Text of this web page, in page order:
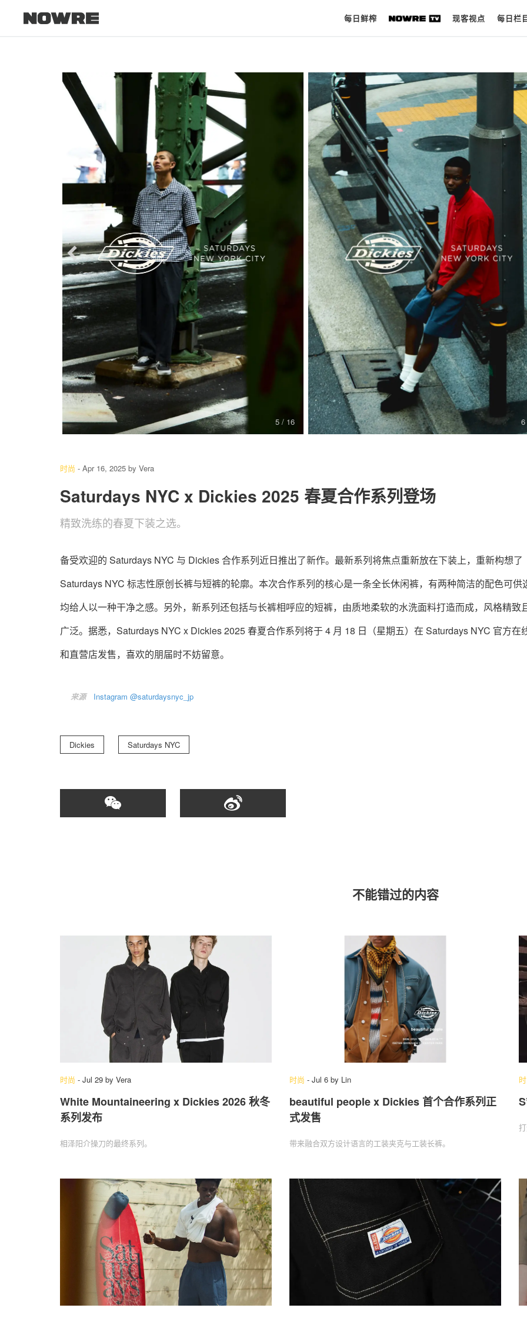
每日鲜榨 现客视点 每日栏
现客视点
每日栏目
时 尚
球 鞋
生 活
科 技
关于我们 联系我们
5 / 16 6
时尚 - Apr 16, 2025 by Vera
Saturdays NYC x Dickies 2025 春夏合作系列登场
精致洗练的春夏下装之选。
备受欢迎的 Saturdays NYC 与 Dickies 合作系列近日推出了新作。最新系列将焦点重新放在下装上，重新构想了
Saturdays NYC 标志性原创长裤与短裤的轮廓。本次合作系列的核心是一条全长休闲裤，有两种简洁的配色可供
均给人以一种干净之感。另外，新系列还包括与长裤相呼应的短裤，由质地柔软的水洗面料打造而成，风格精致
广泛。据悉，Saturdays NYC x Dickies 2025 春夏合作系列将于 4 月 18 日（星期五）在 Saturdays NYC 官方在
和直营店发售，喜欢的朋届时不妨留意。
来源 Instagram @saturdaysnyc_jp
Dickies Saturdays NYC
不能错过的内容
时尚 - Jul 29 by Vera
White Mountaineering x Dickies 2026 秋冬
系列发布
相泽阳介操刀的最终系列。
时尚 - Jul 6 by Lin
beautiful people x Dickies 首个合作系列正
式发售
带来融合双方设计语言的工装夹克与工装长裤。